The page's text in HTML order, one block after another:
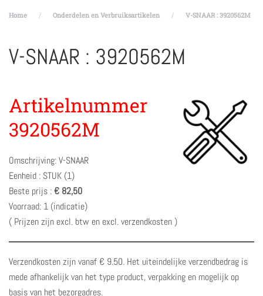
Home Onderdelen en Verbruiksartikelen V-SNAAR : 3920562M
V-SNAAR : 3920562M
Artikelnummer
3920562M
Omschrijving: V-SNAAR
Eenheid : STUK (1)
Beste prijs :€ 82,50
Voorraad: 1 (indicatie)
( Prijzen zijn excl. btw en excl. verzendkosten )
Verzendkosten zijn vanaf € 9.50. Het uiteindelijke verzendbedrag is
mede afhankelijk van het type product, verpakking en mogelijk op
basis van het bezorgadres.